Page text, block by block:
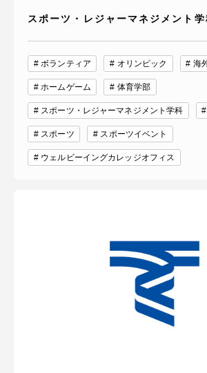
スポーツ・レジャーマネジメント学
ボランティア オリンピック 海
ホームゲーム 体育学部
スポーツ・レジャーマネジメント学科
スポーツ スポーツイベント
ウェルビーイングカレッジオフィス